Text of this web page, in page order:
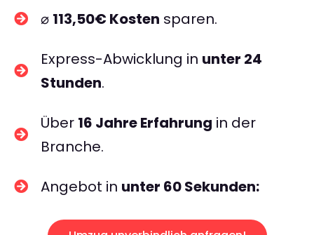
⌀ 113,50€ Kosten sparen.
Express-Abwicklung in unter 24
Stunden.
Über 16 Jahre Erfahrung in der
Branche.
Angebot in unter 60 Sekunden: